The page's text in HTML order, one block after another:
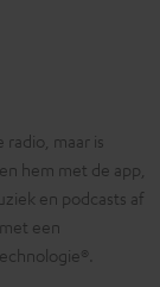
radio, maar is
hem met de app,
en podcasts af
een